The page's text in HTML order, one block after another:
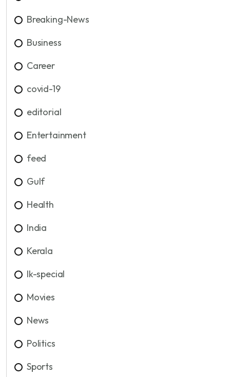
Breaking-News
Business
Career
covid-19
editorial
Entertainment
feed
Gulf
Health
India
Kerala
lk-special
Movies
News
Politics
Sports